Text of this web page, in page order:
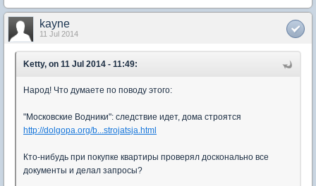
kayne
11 Jul 2014
Ketty, on 11 Jul 2014 - 11:49:
Народ! Что думаете по поводу этого:
"Московские Водники": следствие идет, дома строятся
http://dolgopa.org/b...strojatsja.html
Кто-нибудь при покупке квартиры проверял досконально все
документы и делал запросы?